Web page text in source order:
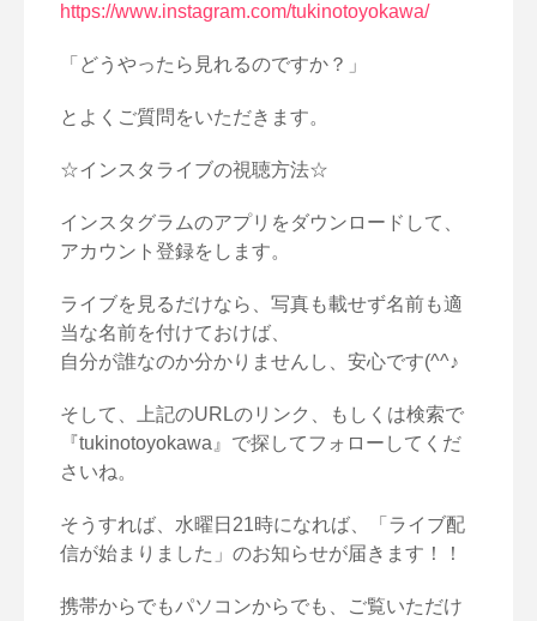
https://www.instagram.com/tukinotoyokawa/
「どうやったら見れるのですか？」
とよくご質問をいただきます。
☆インスタライブの視聴方法☆
インスタグラムのアプリをダウンロードして、
アカウント登録をします。
ライブを見るだけなら、写真も載せず名前も適
当な名前を付けておけば、
自分が誰なのか分かりませんし、安心です(^^♪
そして、上記のURLのリンク、もしくは検索で
『tukinotoyokawa』で探してフォローしてくだ
さいね。
そうすれば、水曜日21時になれば、「ライブ配
信が始まりました」のお知らせが届きます！！
携帯からでもパソコンからでも、ご覧いただけ